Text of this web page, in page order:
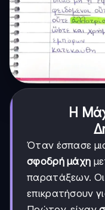
Η
Όταν έσπασε
σφοδρή μάχη
παρατάξεων.
επικρατήσουν